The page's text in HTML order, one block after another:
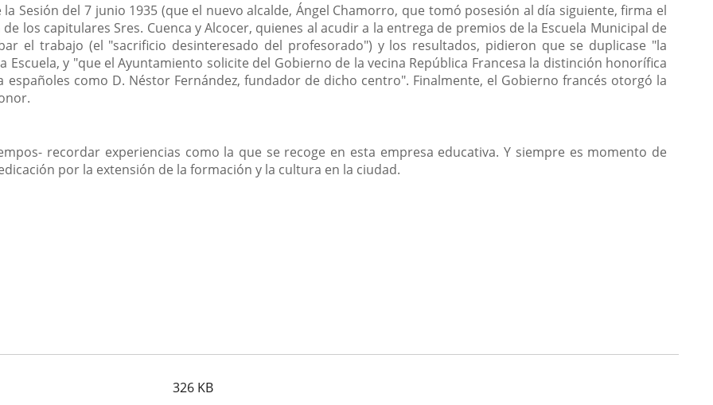
Sesión del 7 junio 1935 (que el nuevo alcalde, Ángel Chamorro, que tomó posesión al día siguiente, firma el
los capitulares Sres. Cuenca y Alcocer, quienes al acudir a la entrega de premios de la Escuela Municipal de
el trabajo (el "sacrificio desinteresado del profesorado") y los resultados, pidieron que se duplicase "la
Escuela, y "que el Ayuntamiento solicite del Gobierno de la vecina República Francesa la distinción honorífica
como D. Néstor Fernández, fundador de dicho centro". Finalmente, el Gobierno francés otorgó la
recordar experiencias como la que se recoge en esta empresa educativa. Y siempre es momento de
por la extensión de la formación y la cultura en la ciudad.
326 KB